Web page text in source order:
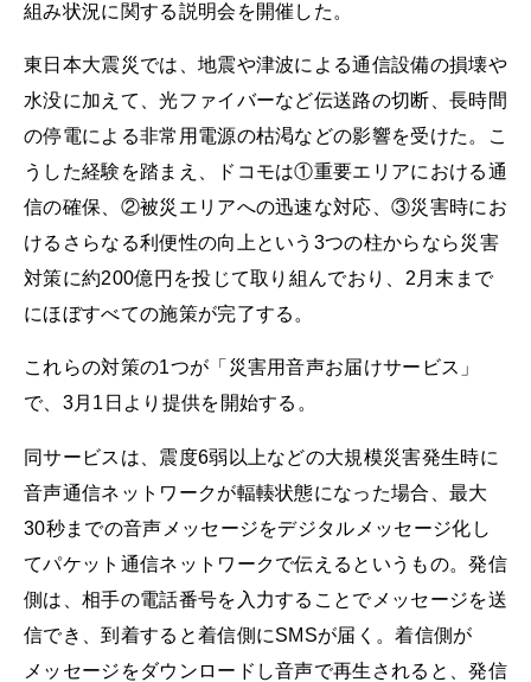
組み状況に関する説明会を開催した。
東日本大震災では、地震や津波による通信設備の損壊や
水没に加えて、光ファイバーなど伝送路の切断、長時間
の停電による非常用電源の枯渇などの影響を受けた。こ
うした経験を踏まえ、ドコモは①重要エリアにおける通
信の確保、②被災エリアへの迅速な対応、③災害時にお
けるさらなる利便性の向上という3つの柱からなら災害
対策に約200億円を投じて取り組んでおり、2月末まで
にほぼすべての施策が完了する。
これらの対策の1つが「災害用音声お届けサービス」
で、3月1日より提供を開始する。
同サービスは、震度6弱以上などの大規模災害発生時に
音声通信ネットワークが輻輳状態になった場合、最大
30秒までの音声メッセージをデジタルメッセージ化し
てパケット通信ネットワークで伝えるというもの。発信
側は、相手の電話番号を入力することでメッセージを送
信でき、到着すると着信側にSMSが届く。着信側が
メッセージをダウンロードし音声で再生されると、発信